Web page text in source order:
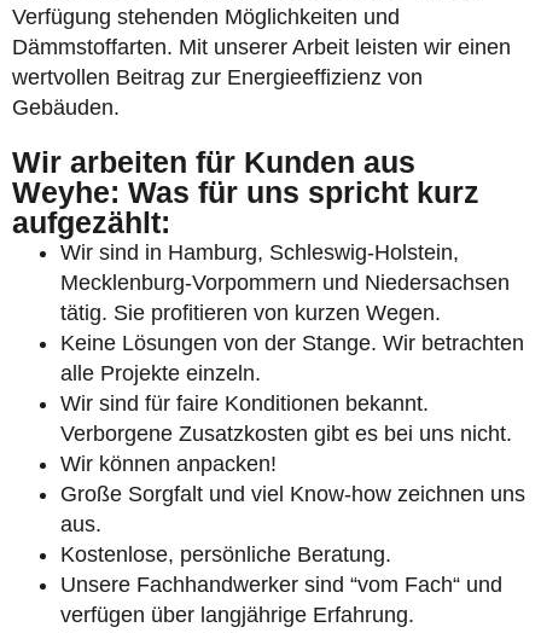
Verfügung stehenden Möglichkeiten und
Dämmstoffarten. Mit unserer Arbeit leisten wir einen
wertvollen Beitrag zur Energieeffizienz von
Gebäuden.
Wir arbeiten für Kunden aus
Weyhe: Was für uns spricht kurz
aufgezählt:
Wir sind in Hamburg, Schleswig-Holstein,
Mecklenburg-Vorpommern und Niedersachsen
tätig. Sie profitieren von kurzen Wegen.
Keine Lösungen von der Stange. Wir betrachten
alle Projekte einzeln.
Wir sind für faire Konditionen bekannt.
Verborgene Zusatzkosten gibt es bei uns nicht.
Wir können anpacken!
Große Sorgfalt und viel Know-how zeichnen uns
aus.
Kostenlose, persönliche Beratung.
Unsere Fachhandwerker sind “vom Fach“ und
verfügen über langjährige Erfahrung.